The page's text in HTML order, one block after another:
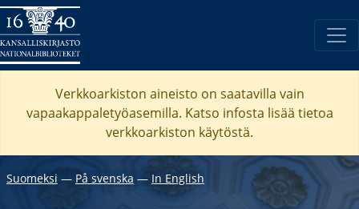
Verkkoarkiston aineisto on saatavilla vain
vapaakappaletyöasemilla. Katso infosta lisää tietoa
verkkoarkiston käytöstä.
Suomeksi ― På svenska ― In English